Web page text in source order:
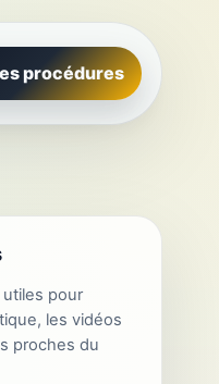
procédures
utiles pour
les vidéos
proches du